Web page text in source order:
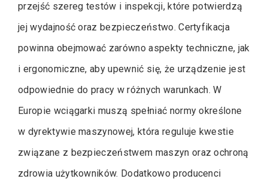
przejść szereg testów i inspekcji, które potwierdzą
jej wydajność oraz bezpieczeństwo. Certyfikacja
powinna obejmować zarówno aspekty techniczne, jak
i ergonomiczne, aby upewnić się, że urządzenie jest
odpowiednie do pracy w różnych warunkach. W
Europie wciągarki muszą spełniać normy określone
w dyrektywie maszynowej, która reguluje kwestie
związane z bezpieczeństwem maszyn oraz ochroną
zdrowia użytkowników. Dodatkowo producenci